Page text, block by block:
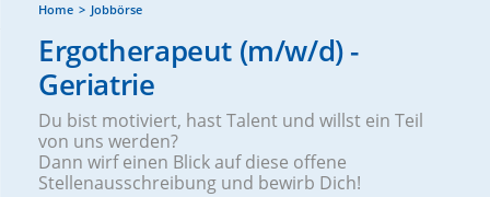
Home Jobbörse
Ergotherapeut (m/w/d) -
Geriatrie
Du bist motiviert, hast Talent und willst ein Teil
von uns werden?
Dann wirf einen Blick auf diese offene
Stellenausschreibung und bewirb Dich!